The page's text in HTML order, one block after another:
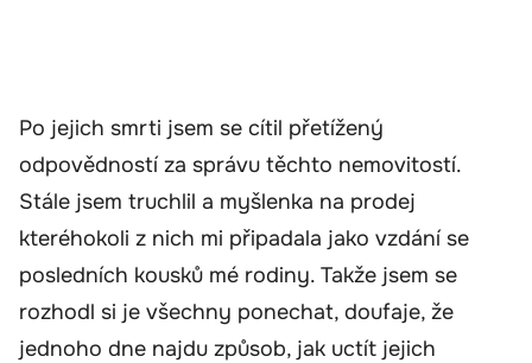
Po jejich smrti jsem se cítil přetížený
odpovědností za správu těchto nemovitostí.
Stále jsem truchlil a myšlenka na prodej
kteréhokoli z nich mi připadala jako vzdání se
posledních kousků mé rodiny. Takže jsem se
rozhodl si je všechny ponechat, doufaje, že
jednoho dne najdu způsob, jak uctít jejich